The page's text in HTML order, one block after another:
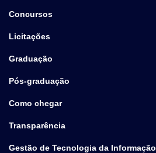
Concursos
Licitações
Graduação
Pós-graduação
Como chegar
Transparência
Gestão de Tecnologia da Informação